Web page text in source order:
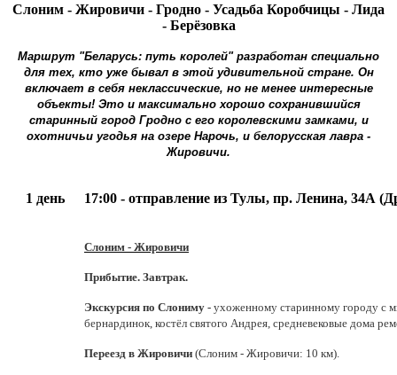
Слоним - Жировичи - Гродно - Усадьба Коробчицы - Лида
- Берёзовка
Маршрут "Беларусь: путь королей" разработан специально
для тех, кто уже бывал в этой удивительной стране. Он
включает в себя неклассические, но не менее интересные
объекты! Это и максимально хорошо сохранившийся
старинный город Гродно с его королевскими замками, и
охотничьи угодья на озере Нарочь, и белорусская лавра -
Жировичи.
1 день 17:00 - отправление из Тулы, пр. Ленина, 34А
Слоним - Жировичи
Прибытие. Завтрак.
Экскурсия по Слониму - ухоженному старинному городу с
бернардинок, костёл святого Андрея, средневековые дома
Переезд в Жировичи (Слоним - Жировичи: 10 км).